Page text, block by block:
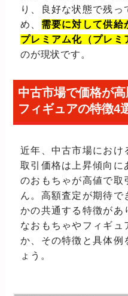
り、良好な状態で残っ
め、 需要に対して供給
プレミアム化（プレミ
のが現状です。
中古市場で価格が
フィギュアの特徴4
近年、中古市場におけ
取引価格は上昇傾向に
のおもちゃが高値で取
ん。高額査定が期待で
かの共通する特徴があ
なおもちゃやフィギュ
か、その特徴と具体例
ょう。